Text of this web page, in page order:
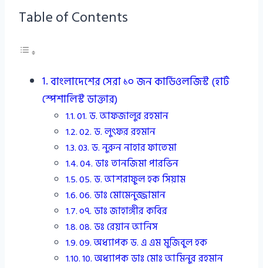
Table of Contents
বাংলাদেশের সেরা ১০ জন কার্ডিওলজিস্ট (হার্ট
স্পেশালিস্ট ডাক্তার)
01. ড. আফজালুর রহমান
02. ড. লুৎফর রহমান
03. ড. নুরুন নাহার ফাতেমা
04. ডাঃ তানজিমা পারভিন
05. ড. আশরাফুল হক সিয়াম
06. ডাঃ মোমেনুজ্জামান
০৭. ডাঃ জাহাঙ্গীর কবির
08. ডঃ রেয়ান আনিস
09. অধ্যাপক ড. এ এম মুজিবুল হক
10. অধ্যাপক ডাঃ মোঃ আমিনুর রহমান